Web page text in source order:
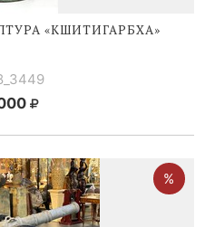
«КШИТИГАРБХА»